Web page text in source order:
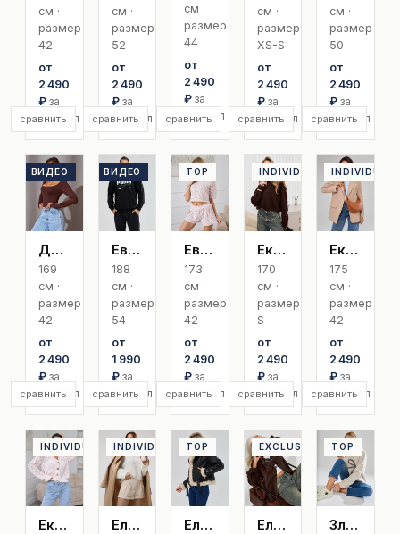
сравнить
см ·
размер
42
от
2 490
₽ за
артикул
сравнить
см ·
размер
52
от
2 490
₽ за
артикул
сравнить
см ·
размер
44
от
2 490
₽за
артикул
сравнить
см ·
размер
XS-S
от
2 490
₽ за
артикул
сравнить
см ·
размер
50
от
2 490
₽за
артикул
сравнить
TOP
ВИДЕО
Диана К
169
см ·
размер
42
от
2 490
₽ за
артикул
сравнить
TOP
ВИДЕО
Евгений
188
см ·
размер
54
от
1 990
₽ за
артикул
сравнить
TOP
Евгения
173
см ·
размер
42
от
2 490
₽за
артикул
сравнить
INDIVIDUAL
Екатерина
170
см ·
размер
S
от
2 490
₽ за
артикул
сравнить
INDIVIDUAL
Екатерина О
175
см ·
размер
42
от
2 490
₽за
артикул
INDIVIDUAL
Екатерина Ф
INDIVIDUAL
Елена О
TOP
Елизавета
EXCLUSIVE
Елизавета Exclusive
TOP
Злата